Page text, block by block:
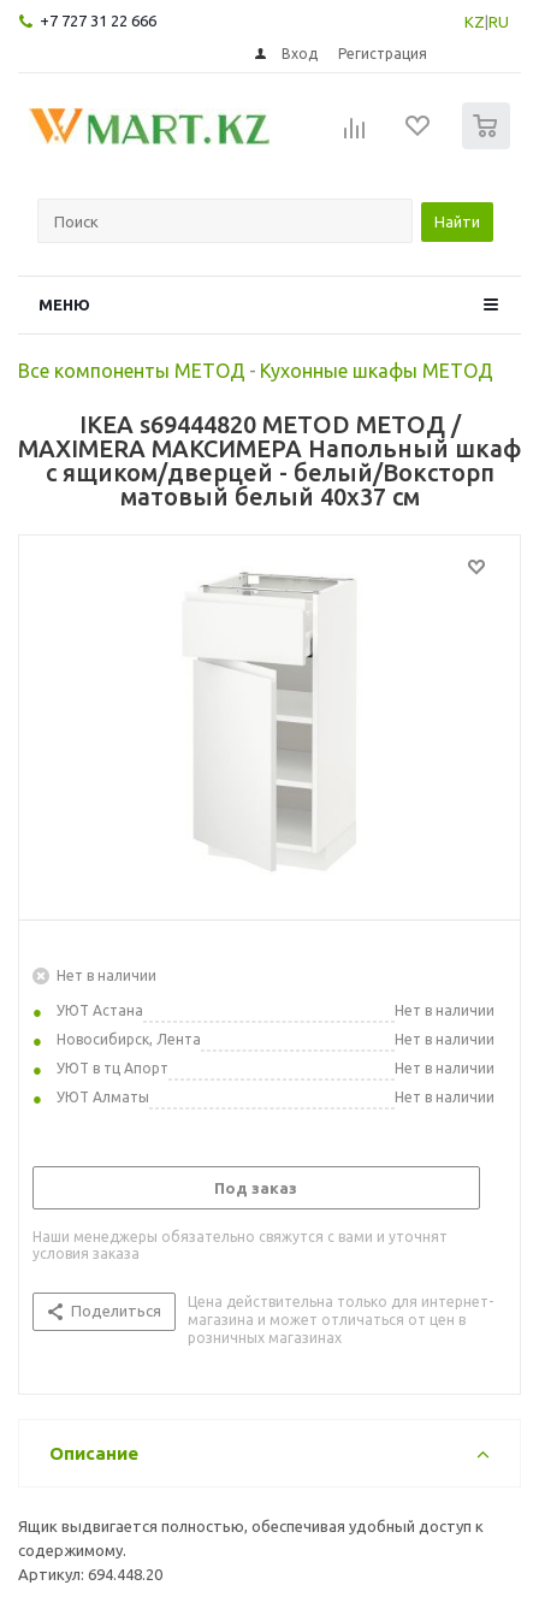
+7 727 31 22 666 KZ RU
Вход Регистрация
Найти
МЕНЮ
Все компоненты МЕТОД - Кухонные шкафы МЕТОД
IKEA s69444820 METOD МЕТОД /
MAXIMERA МАКСИМЕРА Напольный шкаф
с ящиком/дверцей - белый/Воксторп
матовый белый 40x37 см
Нет в наличии
УЮТ Астана
Нет в наличии
Новосибирск, Лента
Нет в наличии
УЮТ в тц Апорт
Нет в наличии
УЮТ Алматы
Нет в наличии
Под заказ
Наши менеджеры обязательно свяжутся с вами и уточнят
условия заказа
Поделиться
Цена действительна только для интернет-
магазина и может отличаться от цен в
розничных магазинах
Описание
Ящик выдвигается полностью, обеспечивая удобный доступ к
содержимому.
Артикул: 694.448.20